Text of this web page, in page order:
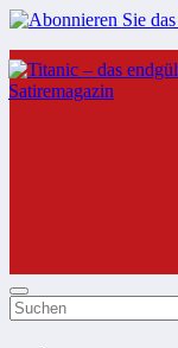
Zum
Inhalt
springen